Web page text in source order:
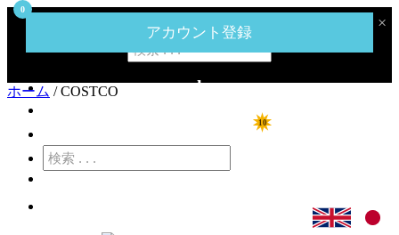
×
home
10
0
ホーム / COSTCO
アカウント登録